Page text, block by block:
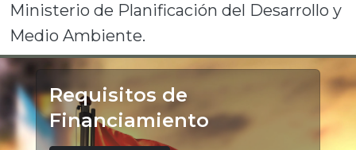
Ministerio de Planificación del Desarrollo y
Medio Ambiente.
Requisitos de
Financiamiento